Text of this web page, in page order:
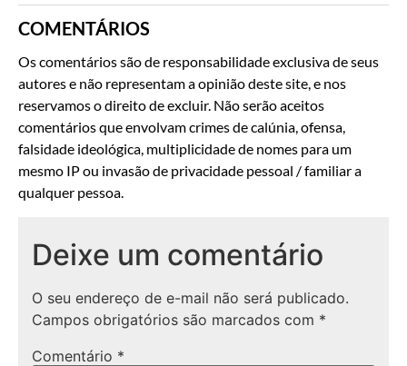
COMENTÁRIOS
Os comentários são de responsabilidade exclusiva de seus
autores e não representam a opinião deste site, e nos
reservamos o direito de excluir. Não serão aceitos
comentários que envolvam crimes de calúnia, ofensa,
falsidade ideológica, multiplicidade de nomes para um
mesmo IP ou invasão de privacidade pessoal / familiar a
qualquer pessoa.
Deixe um comentário
O seu endereço de e-mail não será publicado.
Campos obrigatórios são marcados com *
Comentário *